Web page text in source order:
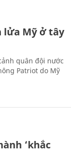
lửa Mỹ ở tây
quân đội nước
Patriot do Mỹ
‘khắc